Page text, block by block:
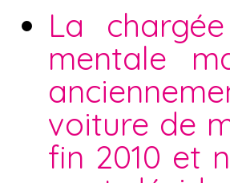
La
mentale
voiture de
fin 2010 et